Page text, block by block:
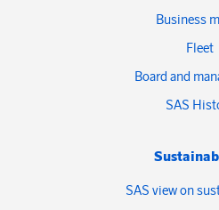
Business
Fleet
Board and
SAS
SAS view on